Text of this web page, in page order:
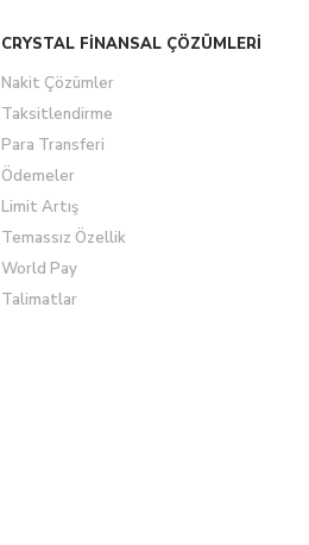
CRYSTAL FİNANSAL ÇÖZÜMLERİ
Nakit Çözümler
Taksitlendirme
Para Transferi
Ödemeler
Limit Artış
Temassız Özellik
World Pay
Talimatlar